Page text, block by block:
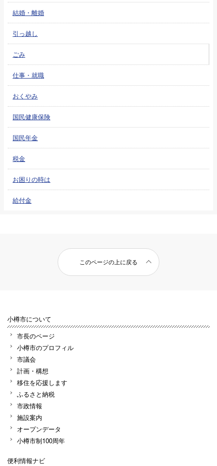
結婚・離婚
引っ越し
ごみ
仕事・就職
おくやみ
国民健康保険
国民年金
税金
お困りの時は
給付金
このページの上に戻る
小樽市について
市長のページ
小樽市のプロフィル
市議会
計画・構想
移住を応援します
ふるさと納税
市政情報
施設案内
オープンデータ
小樽市制100周年
便利情報ナビ